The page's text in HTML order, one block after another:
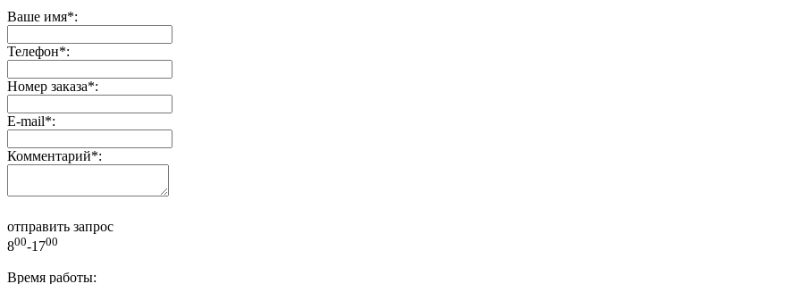
Ваше имя*:
Телефон*:
Номер заказа*:
E-mail*:
Комментарий*:
отправить запрос
800-1700
Время работы: